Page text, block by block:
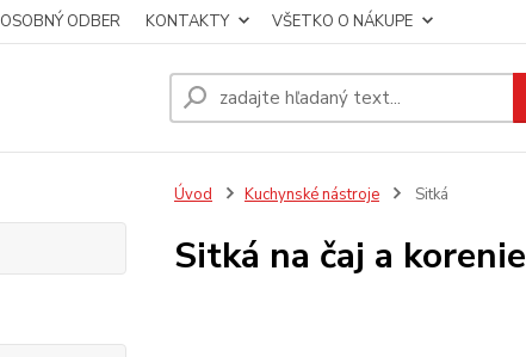
OSOBNÝ ODBER KONTAKTY VŠETKO O NÁKUPE
Úvod Kuchynské nástroje Sitká
Sitká na čaj a korenie